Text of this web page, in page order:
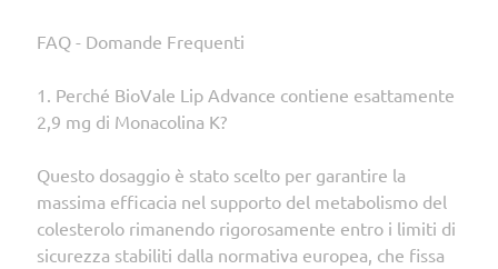
FAQ - Domande Frequenti
1. Perché BioVale Lip Advance contiene esattamente
2,9 mg di Monacolina K?
Questo dosaggio è stato scelto per garantire la
massima efficacia nel supporto del metabolismo del
colesterolo rimanendo rigorosamente entro i limiti di
sicurezza stabiliti dalla normativa europea, che fissa